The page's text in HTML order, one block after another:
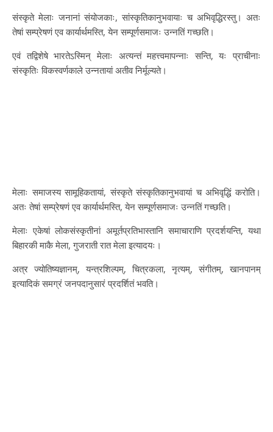
संस्कृते मेलाः जनानां संयोजकाः, सांस्कृतिकानुभवायाः च अभिवृद्धिरस्तु। अतः
तेषां सम्प्रेषणं एव कार्यार्थमस्ति, येन सम्पूर्णसमाजः उन्नतिं गच्छति।
एवं तद्विशेषे भारतेऽस्मिन् मेलाः अत्यन्तं महत्त्वमापन्नाः सन्ति, यः प्राचीनाः
संस्कृतिः विकस्वर्णकाले उन्नतायां अतीव निर्मूल्यते।
मेलाः समाजस्य सामूहिकतायां, संस्कृते संस्कृतिकानुभवायां च अभिवृद्धिं करोति।
अतः तेषां सम्प्रेषणं एव कार्यार्थमस्ति, येन सम्पूर्णसमाजः उन्नतिं गच्छति।
मेलाः एकेषां लोकसंस्कृतीनां अमूर्तप्रतिभास्तानि समाचाराणि प्रदर्शयन्ति, यथा
बिहारकी माकै मेला, गुजराती रात मेला इत्यादयः।
अत्र ज्योतिष्यज्ञानम्, यन्त्रशिल्पम्, चित्रकला, नृत्यम्, संगीतम्, खानपानम्
इत्यादिकं समग्रं जनपदानुसारं प्रदर्शितं भवति।